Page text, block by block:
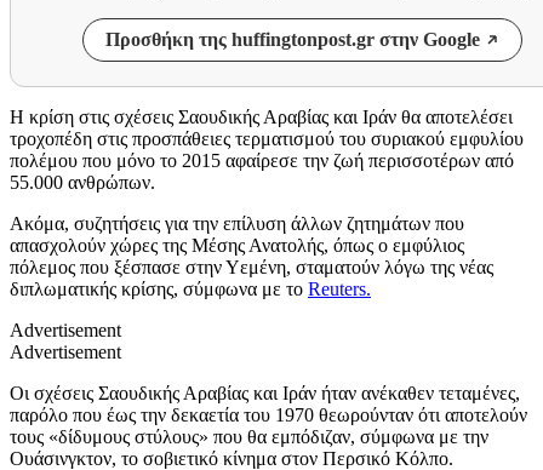
Προσθήκη της huffingtonpost.gr στην Google
Η κρίση στις σχέσεις Σαουδικής Αραβίας και Ιράν θα αποτελέσει
τροχοπέδη στις προσπάθειες τερματισμού του συριακού εμφυλίου
πολέμου που μόνο το 2015 αφαίρεσε την ζωή περισσοτέρων από
55.000 ανθρώπων.
Ακόμα, συζητήσεις για την επίλυση άλλων ζητημάτων που
απασχολούν χώρες της Μέσης Ανατολής, όπως ο εμφύλιος
πόλεμος που ξέσπασε στην Υεμένη, σταματούν λόγω της νέας
διπλωματικής κρίσης, σύμφωνα με το Reuters.
Advertisement
Advertisement
Οι σχέσεις Σαουδικής Αραβίας και Ιράν ήταν ανέκαθεν τεταμένες,
παρόλο που έως την δεκαετία του 1970 θεωρούνταν ότι αποτελούν
τους «δίδυμους στύλους» που θα εμπόδιζαν, σύμφωνα με την
Ουάσινγκτον, το σοβιετικό κίνημα στον Περσικό Κόλπο.